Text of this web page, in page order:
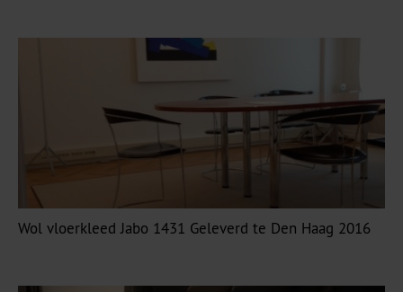
Wol vloerkleed Jabo 1431 Geleverd te Den Haag 2016